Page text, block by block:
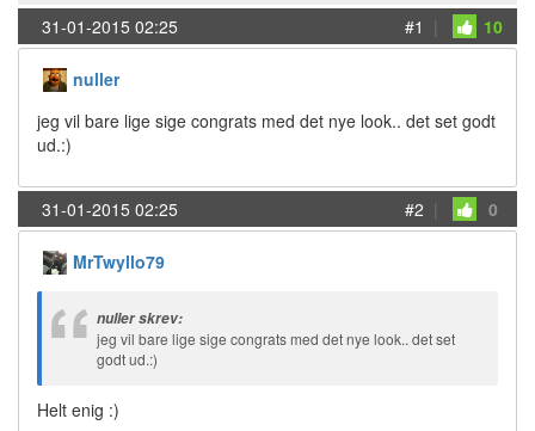
31-01-2015 02:25 #1 | 10
nuller
jeg vil bare lige sige congrats med det nye look.. det set godt
ud.:)
31-01-2015 02:25 #2 | 0
MrTwyllo79
nuller skrev:
jeg vil bare lige sige congrats med det nye look.. det set
godt ud.:)
Helt enig :)